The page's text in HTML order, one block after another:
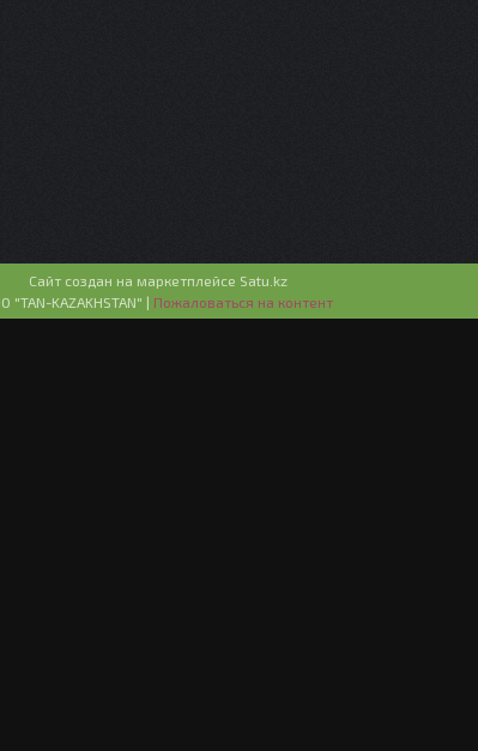
Сайт создан на маркетплейсе Satu.kz
ТОО "TAN-KAZAKHSTAN" | Пожаловаться на контент